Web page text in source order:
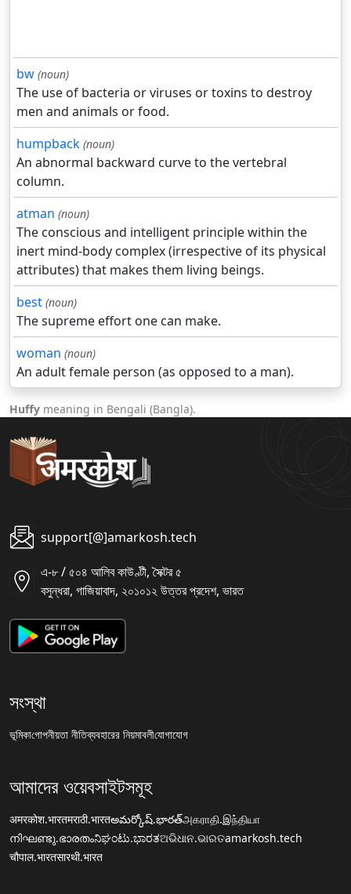
bw (noun)
The use of bacteria or viruses or toxins to destroy
men and animals or food.
humpback (noun)
An abnormal backward curve to the vertebral
column.
atman (noun)
The conscious and intelligent principle within the
inert mind-body complex (irrespective of its physical
attributes) that makes them living beings.
best (noun)
The supreme effort one can make.
woman (noun)
An adult female person (as opposed to a man).
Huffy meaning in Bengali (Bangla).
support[@]amarkosh.tech
এ-৮ / ৫০৪ আলিব কাউণ্টী, সৈক্টর ৫
বসুন্ধরা, গাজিয়াবাদ, ২০১০১২ উত্তর প্রদেশ, ভারত
সংস্থা
ভূমিকাগোপনীয়তা নীতিব্যবহারের নিয়মাবলীযোগাযোগ
আমাদের ওয়েবসাইটসমূহ
अमरकोश.भारतमराठी.भारतఅమర్కోష్.భారత్அகராதி.இந்தியா
നിഘണ്ടു.ഭാരതംನಿಘಂಟು.ಭಾರತଅଭିଧାନ.ଭାରତamarkosh.tech
चौपाल.भारतसारथी.भारत